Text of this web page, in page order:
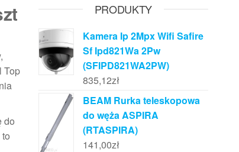
Top
do
PRODUKTY
Kamera Ip 2Mpx Wifi Safire
Sf Ipd821Wa 2Pw
(SFIPD821WA2PW)
835,12zł
BEAM Rurka teleskopowa
do węża ASPIRA
(RTASPIRA)
141,00zł